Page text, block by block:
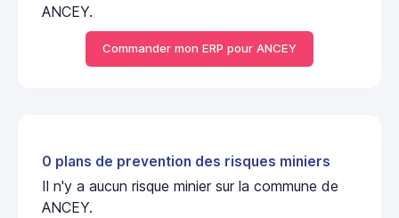
ANCEY.
Commander mon ERP pour ANCEY
0 plans de prevention des risques miniers
Il n'y a aucun risque minier sur la commune de
ANCEY.